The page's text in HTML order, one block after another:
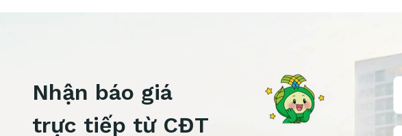
Nhận báo giá
trực tiếp từ CĐT